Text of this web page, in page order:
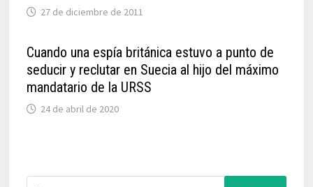
27 de diciembre de 2011
Cuando una espía británica estuvo a punto de
seducir y reclutar en Suecia al hijo del máximo
mandatario de la URSS
24 de abril de 2020